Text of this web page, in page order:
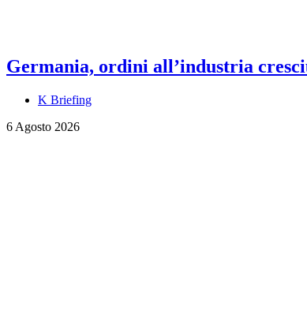
Germania, ordini all’industria
K Briefing
6 Agosto 2026